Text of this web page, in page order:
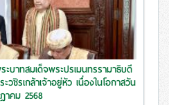
บาทสมเด็จพระปรเมนทรรามาธิบดี
รเกล้าเจ้าอยู่หัว เนื่องในโอกาสวัน
าคม 2568